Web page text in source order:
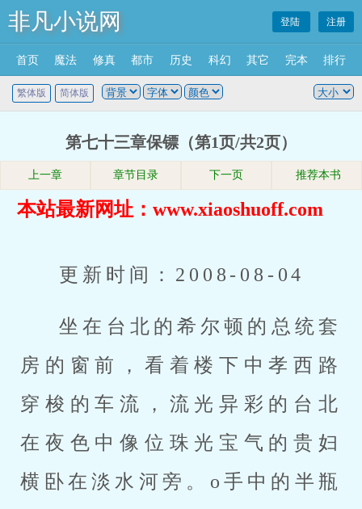
非凡小说网 登陆 注册
首页 魔法 修真 都市 历史 科幻 其它 完本 排行
繁体版 简体版
第七十三章保镖（第1页/共2页）
上一章 章节目录 下一页 推荐本书
本站最新网址：www.xiaoshuoff.com
更新时间：2008-08-04
坐在台北的希尔顿的总统套
房的窗前，看着楼下中孝西路
穿梭的车流，流光异彩的台北
在夜色中像位珠光宝气的贵妇
横卧在淡水河旁。o手中的半瓶